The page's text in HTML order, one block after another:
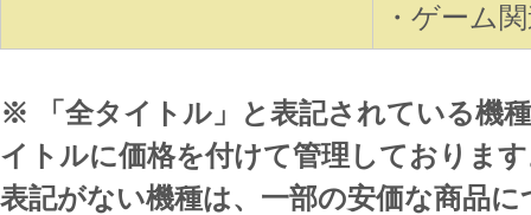
・ゲーム
※ 「全タイトル」と表記されている機
イトルに価格を付けて管理しておりま
表記がない機種は、一部の安価な商品